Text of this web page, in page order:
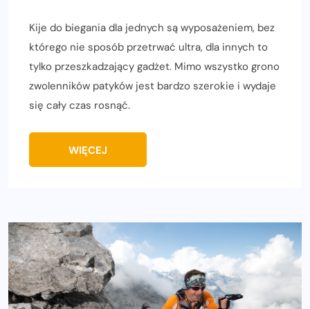
Kije do biegania dla jednych są wyposażeniem, bez
którego nie sposób przetrwać ultra, dla innych to
tylko przeszkadzający gadżet. Mimo wszystko grono
zwolenników patyków jest bardzo szerokie i wydaje
się cały czas rosnąć.
WIĘCEJ